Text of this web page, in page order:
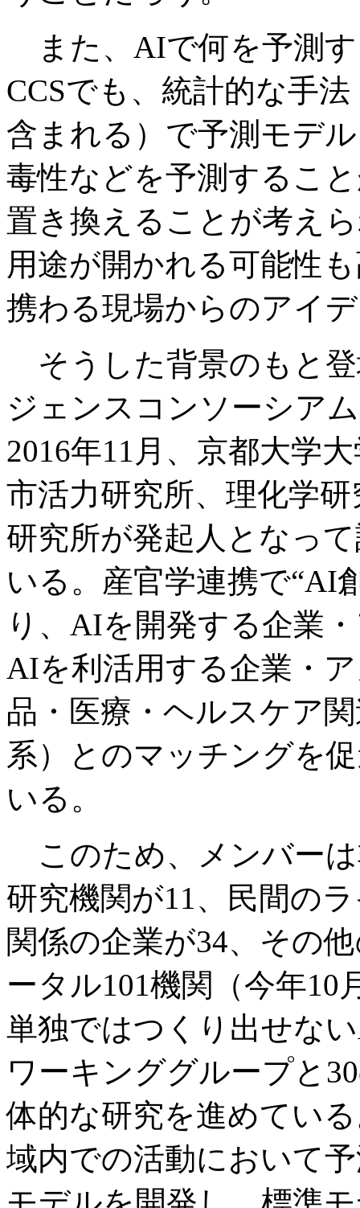
また、AIで何を予測
CCSでも、統計的な手
含まれる）で予測モデ
毒性などを予測するこ
置き換えることが考え
用途が開かれる可能性
携わる現場からのアイ
そうした背景のもと
ジェンスコンソーシア
2016年11月、京都大学
市活力研究所、理化学
研究所が発起人となっ
いる。産官学連携で“AI
り、AIを開発する企業
AIを利活用する企業・
品・医療・ヘルスケア
系）とのマッチングを
いる。
このため、メンバー
研究機関が11、民間の
関係の企業が34、その
ータル101機関（今年10
単独ではつくり出せな
ワーキンググループと
体的な研究を進めてい
域内での活動において